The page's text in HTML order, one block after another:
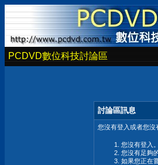
PCDVD數位科技討論區
討論區訊息
您沒有登入或者您沒
您沒有登入
您沒有足夠
如果您正在